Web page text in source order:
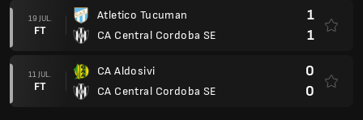
19 JUL.
FT
Atletico Tucuman
CA Central Cordoba SE
1
1
11 JUL.
FT
CA Aldosivi
CA Central Cordoba SE
0
0